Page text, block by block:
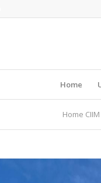
Home
Home CIIM